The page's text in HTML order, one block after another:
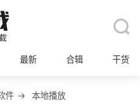
最新 合辑 干货
件 → 本地播放